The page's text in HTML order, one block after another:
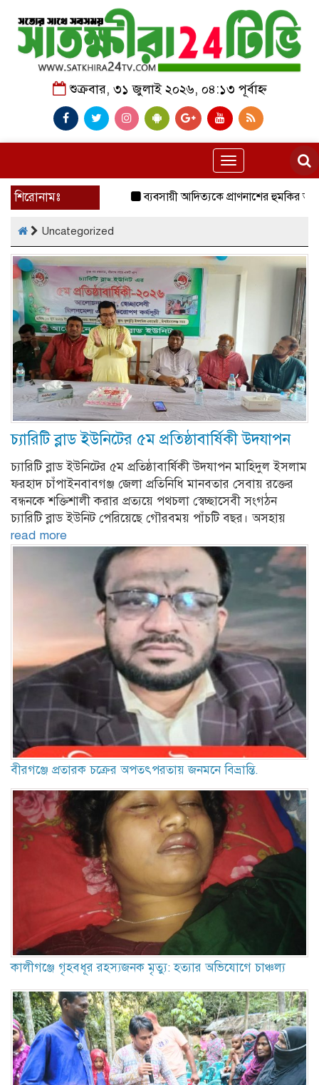
শুক্রবার, ৩১ জুলাই ২০২৬, ০৪:১৩ পূর্বাহ্ন
Toggle
navigation
শিরোনামঃ
ব্যবসায়ী আদিত্যকে প্রাণনাশের হুমকির অভিযোগ,
Uncategorized
চ্যারিটি ব্লাড ইউনিটের ৫ম প্রতিষ্ঠাবার্ষিকী উদযাপন
চ্যারিটি ব্লাড ইউনিটের ৫ম প্রতিষ্ঠাবার্ষিকী উদযাপন মাহিদুল ইসলাম
ফরহাদ চাঁপাইনবাবগঞ্জ জেলা প্রতিনিধি মানবতার সেবায় রক্তের
বন্ধনকে শক্তিশালী করার প্রত্যয়ে পথচলা স্বেচ্ছাসেবী সংগঠন
চ্যারিটি ব্লাড ইউনিট পেরিয়েছে গৌরবময় পাঁচটি বছর। অসহায়
read more
বীরগঞ্জে প্রতারক চক্রের অপতৎপরতায় জনমনে বিভ্রান্তি.
কালীগঞ্জে গৃহবধূর রহস্যজনক মৃত্যু: হত্যার অভিযোগে চাঞ্চল্য